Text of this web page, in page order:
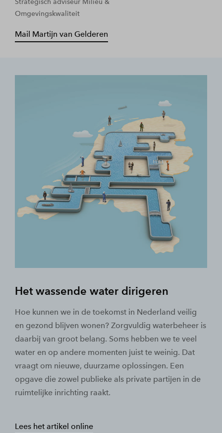
Strategisch adviseur Milieu &
Omgevingskwaliteit
Mail Martijn van Gelderen
Het wassende water dirigeren
Hoe kunnen we in de toekomst in Nederland veilig
en gezond blijven wonen? Zorgvuldig waterbeheer is
daarbij van groot belang. Soms hebben we te veel
water en op andere momenten juist te weinig. Dat
vraagt om nieuwe, duurzame oplossingen. Een
opgave die zowel publieke als private partijen in de
ruimtelijke inrichting raakt.
Lees het artikel online